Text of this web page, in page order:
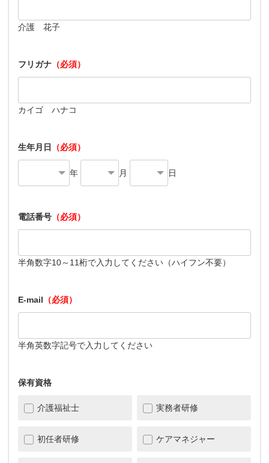
介護 花子
フリガナ （必須）
カイゴ ハナコ
生年月日 （必須）
年 月 日
電話番号 （必須）
半角数字10～11桁で入力してください（ハイフン不要）
E-mail （必須）
半角英数字記号で入力してください
保有資格
介護福祉士 実務者研修
初任者研修 ケアマネジャー